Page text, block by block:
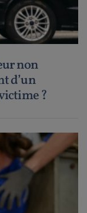
non
d’un
?